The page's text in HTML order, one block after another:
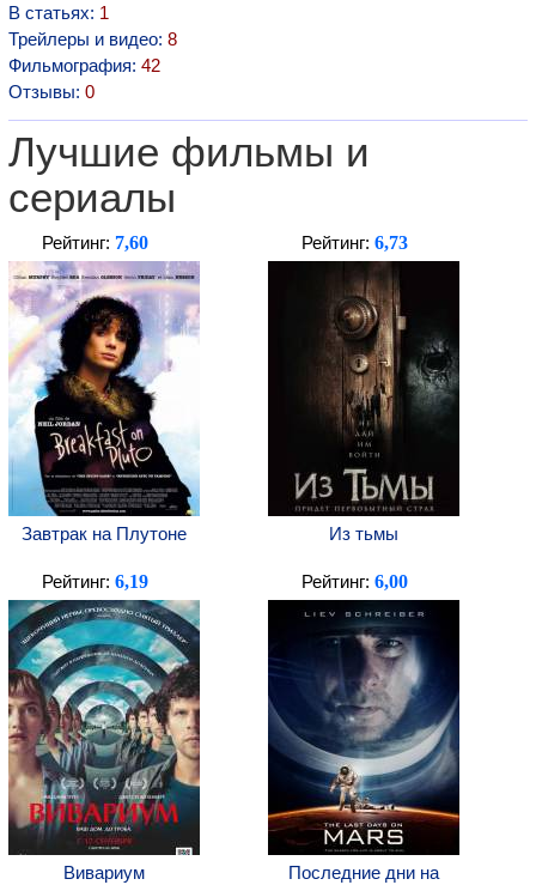
В статьях: 1
Трейлеры и видео: 8
Фильмография: 42
Отзывы: 0
Лучшие фильмы и
сериалы
Рейтинг: 7,60
Завтрак на Плутоне
Рейтинг: 6,73
Из тьмы
Рейтинг: 6,19
Вивариум
Рейтинг: 6,00
Последние дни на